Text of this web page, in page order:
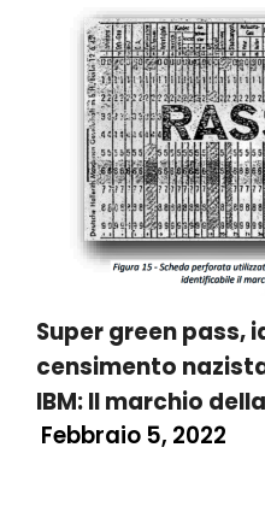
Super green pass,
censimento
IBM: Il marchio
Febbraio 5, 2022